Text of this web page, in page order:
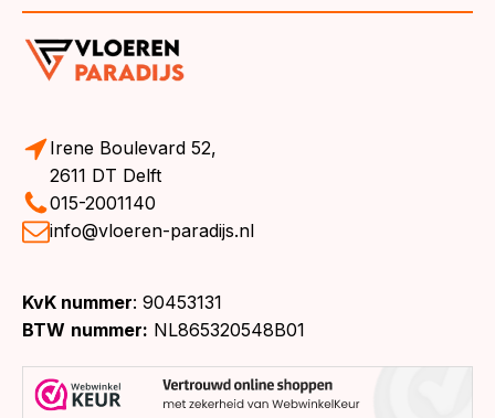
Irene Boulevard 52,
2611 DT Delft
015-2001140
info@vloeren-paradijs.nl
KvK nummer: 90453131
BTW nummer: NL865320548B01